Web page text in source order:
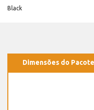
Black
Dimensões do Pacote